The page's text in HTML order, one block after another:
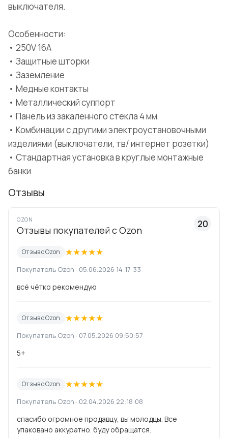
выключателя.
Особенности:
• 250V 16A
• Защитные шторки
• Заземление
• Медные контакты
• Металлический суппорт
• Панель из закаленного стекла 4 мм
• Комбинации с другими электроустановочными
изделиями (выключатели, тв/ интернет розетки)
• Стандартная установка в круглые монтажные
банки
Отзывы
OZON
Отзывы покупателей с Ozon
20
Отзыв с Ozon ★★★★★
Покупатель Ozon · 05.06.2026 14:17:33
всё чётко рекомендую
Отзыв с Ozon ★★★★★
Покупатель Ozon · 07.05.2026 09:50:57
5+
Отзыв с Ozon ★★★★★
Покупатель Ozon · 02.04.2026 22:18:08
спасибо огромное продавцу, вы молодцы. Все
упаковано аккуратно. буду обращатся.